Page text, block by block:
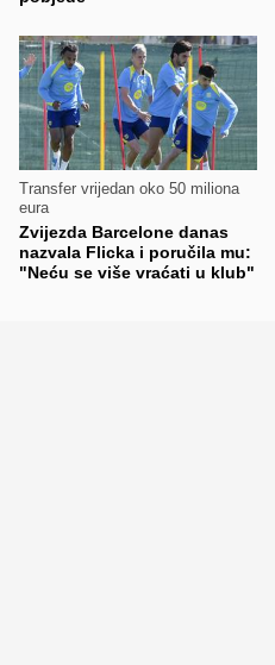
Transfer vrijedan oko 50 miliona
eura
Zvijezda Barcelone danas
nazvala Flicka i poručila mu:
"Neću se više vraćati u klub"